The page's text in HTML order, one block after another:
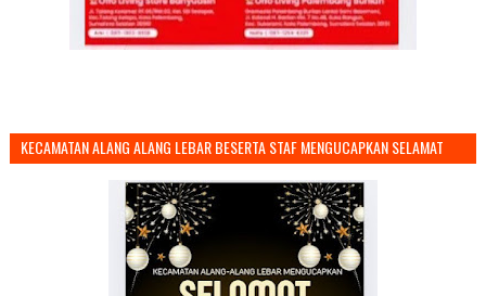
KECAMATAN ALANG ALANG LEBAR BESERTA STAF MENGUCAPKAN SELAMAT